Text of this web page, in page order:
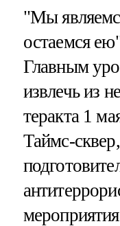
"Мы
остаемся
Главным
извлечь из
теракта 1
Таймс-